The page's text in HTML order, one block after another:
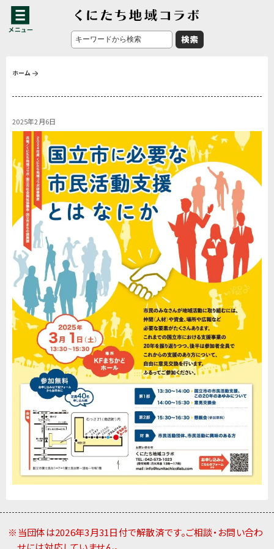
ホーム
2025年2月6日
※当団体は2026年3月31日付で解散済です。ご相談・お問い合わ